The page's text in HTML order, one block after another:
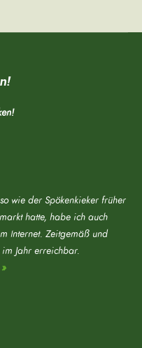
wie der Spökenkieker früher
hatte, habe ich auch
Internet. Zeitgemäß und
Jahr erreichbar.